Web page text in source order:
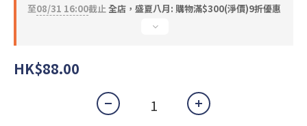
至08/31 16:00截止全店，盛夏八月: 購物滿$300(淨價)9折優惠
HK$88.00